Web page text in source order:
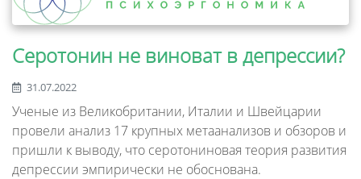
Серотонин не виноват в депрессии?
31.07.2022
Ученые из Великобритании, Италии и Швейцарии
провели анализ 17 крупных метаанализов и обзоров и
пришли к выводу, что серотониновая теория развития
депрессии эмпирически не обоснована.